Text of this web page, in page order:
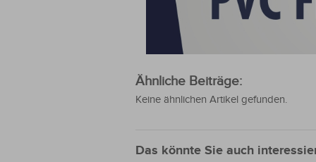
Ähnliche Beiträge:
Keine ähnlichen Artikel gefunden.
Das könnte Sie auch